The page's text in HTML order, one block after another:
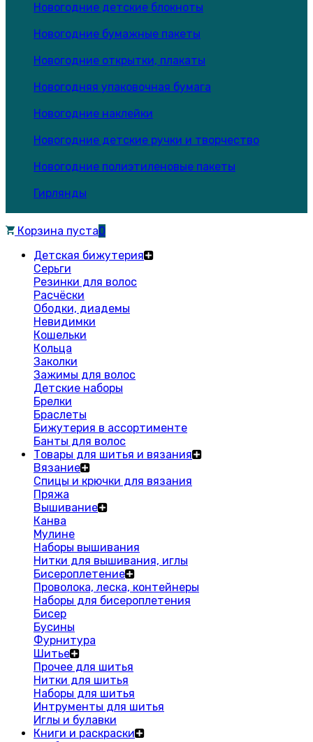
Новогодние детские блокноты
Новогодние бумажные пакеты
Новогодние открытки, плакаты
Новогодняя упаковочная бумага
Новогодние наклейки
Новогодние детские ручки и творчество
Новогодние полиэтиленовые пакеты
Гирлянды
Корзина пуста0
Детская бижутерия
Серьги
Резинки для волос
Расчёски
Ободки, диадемы
Невидимки
Кошельки
Кольца
Заколки
Зажимы для волос
Детские наборы
Брелки
Браслеты
Бижутерия в ассортименте
Банты для волос
Товары для шитья и вязания
Вязание
Спицы и крючки для вязания
Пряжа
Вышивание
Канва
Мулине
Наборы вышивания
Нитки для вышивания, иглы
Бисероплетение
Проволока, леска, контейнеры
Наборы для бисероплетения
Бисер
Бусины
Фурнитура
Шитье
Прочее для шитья
Нитки для шитья
Наборы для шитья
Интрументы для шитья
Иглы и булавки
Книги и раскраски